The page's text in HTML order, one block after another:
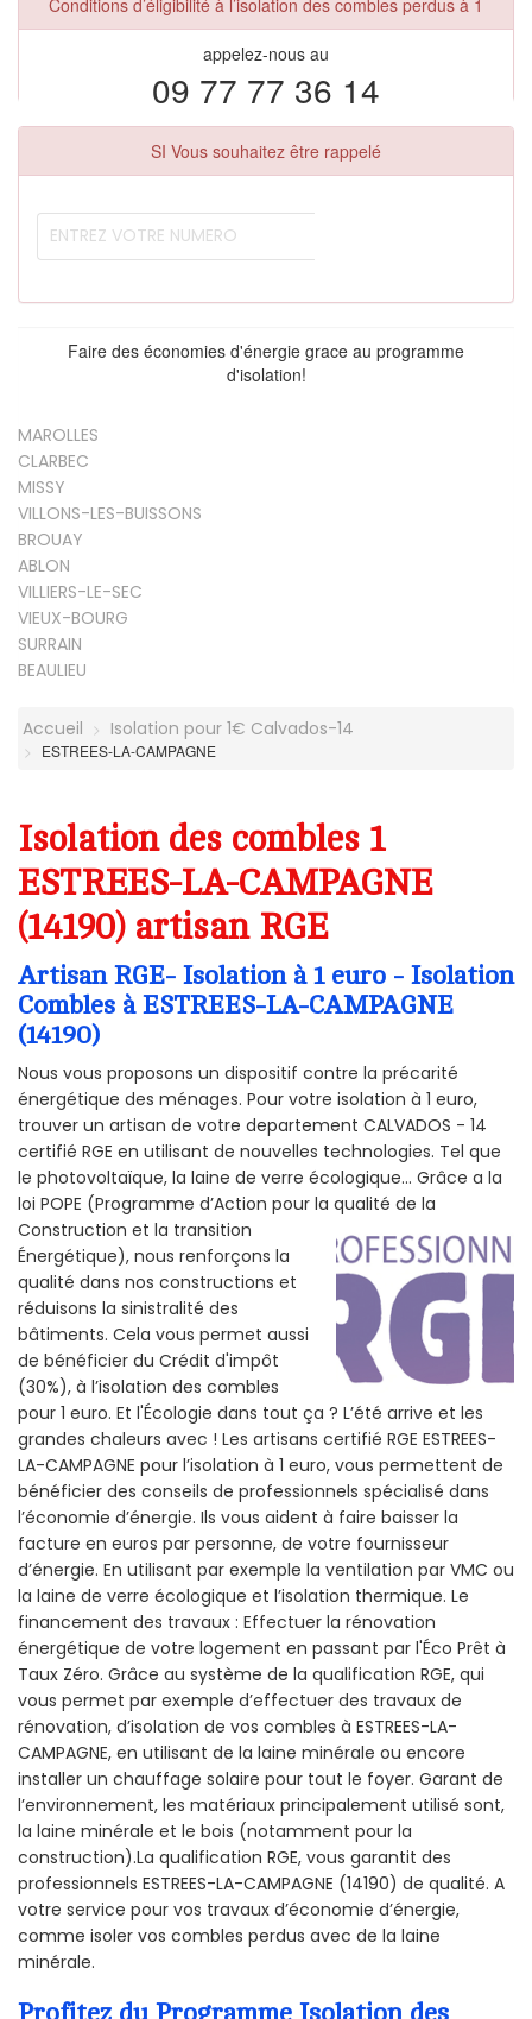
Conditions d’éligibilité à l’isolation des combles perdus à 1
appelez-nous au
09 77 77 36 14
SI Vous souhaitez être rappelé
Faire des économies d'énergie grace au programme
d'isolation!
MAROLLES
CLARBEC
MISSY
VILLONS-LES-BUISSONS
BROUAY
ABLON
VILLIERS-LE-SEC
VIEUX-BOURG
SURRAIN
BEAULIEU
Accueil Isolation pour 1€ Calvados-14
ESTREES-LA-CAMPAGNE
Isolation des combles 1
ESTREES-LA-CAMPAGNE
(14190) artisan RGE
Artisan RGE- Isolation à 1 euro - Isolation
Combles à ESTREES-LA-CAMPAGNE
(14190)
Nous vous proposons un dispositif contre la précarité
énergétique des ménages. Pour votre isolation à 1 euro,
trouver un artisan de votre departement CALVADOS - 14
certifié RGE en utilisant de nouvelles technologies. Tel que
le photovoltaïque, la laine de verre écologique... Grâce a la
loi POPE (Programme d’Action pour la qualité de la
Construction et la transition
Énergétique), nous renforçons la
qualité dans nos constructions et
réduisons la sinistralité des
bâtiments. Cela vous permet aussi
de bénéficier du Crédit d'impôt
(30%), à l’isolation des combles
pour 1 euro. Et l'Écologie dans tout ça ? L’été arrive et les
grandes chaleurs avec ! Les artisans certifié RGE ESTREES-
LA-CAMPAGNE pour l’isolation à 1 euro, vous permettent de
bénéficier des conseils de professionnels spécialisé dans
l’économie d’énergie. Ils vous aident à faire baisser la
facture en euros par personne, de votre fournisseur
d’énergie. En utilisant par exemple la ventilation par VMC ou
la laine de verre écologique et l’isolation thermique. Le
financement des travaux : Effectuer la rénovation
énergétique de votre logement en passant par l'Éco Prêt à
Taux Zéro. Grâce au système de la qualification RGE, qui
vous permet par exemple d’effectuer des travaux de
rénovation, d’isolation de vos combles à ESTREES-LA-
CAMPAGNE, en utilisant de la laine minérale ou encore
installer un chauffage solaire pour tout le foyer. Garant de
l’environnement, les matériaux principalement utilisé sont,
la laine minérale et le bois (notamment pour la
construction).La qualification RGE, vous garantit des
professionnels ESTREES-LA-CAMPAGNE (14190) de qualité. A
votre service pour vos travaux d’économie d’énergie,
comme isoler vos combles perdus avec de la laine
minérale.